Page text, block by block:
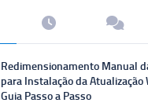
Redimensionamento Manual
para Instalação da Atualização
Guia Passo a Passo